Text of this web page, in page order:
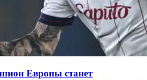
Европы станет